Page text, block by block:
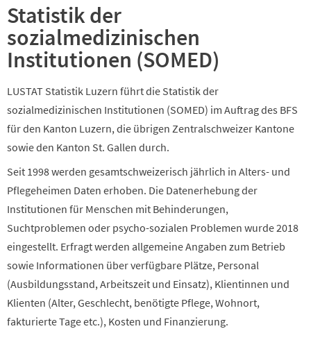
Statistik der
sozialmedizinischen
Institutionen (SOMED)
LUSTAT Statistik Luzern führt die Statistik der
sozialmedizinischen Institutionen (SOMED) im Auftrag des BFS
für den Kanton Luzern, die übrigen Zentralschweizer Kantone
sowie den Kanton St. Gallen durch.
Seit 1998 werden gesamtschweizerisch jährlich in Alters- und
Pflegeheimen Daten erhoben. Die Datenerhebung der
Institutionen für Menschen mit Behinderungen,
Suchtproblemen oder psycho-sozialen Problemen wurde 2018
eingestellt. Erfragt werden allgemeine Angaben zum Betrieb
sowie Informationen über verfügbare Plätze, Personal
(Ausbildungsstand, Arbeitszeit und Einsatz), Klientinnen und
Klienten (Alter, Geschlecht, benötigte Pflege, Wohnort,
fakturierte Tage etc.), Kosten und Finanzierung.